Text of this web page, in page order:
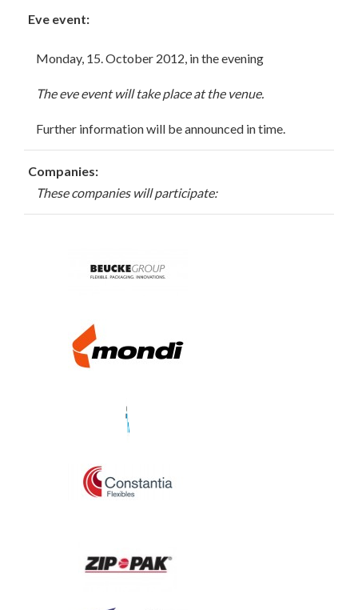
Eve event:
Monday, 15. October 2012, in the evening
The eve event will take place at the venue.
Further information will be announced in time.
Companies:
These companies will participate: